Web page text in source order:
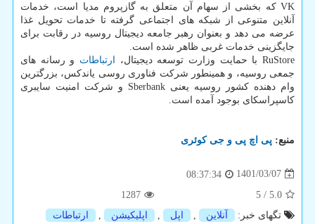
VK که بخشی از سهام آن متعلق به گازپروم مدیا است، خدمات
آنلاین متنوعی از شبکه های اجتماعی گرفته تا خدمات تحویل غذا
عرضه می دهد و بعنوان رهبر جامعه دیجیتال روسیه در رقابت برای
جایگزینی خدمات غربی ظاهر شده است.
RuStore با حمایت وزارت توسعه دیجیتال،
ارتباطات و رسانه های
جمعی روسیه، و همینطور شرکت فناوری روسی یاندکس، بزرگترین
وام دهنده کشور روسیه یعنی Sberbank و شرکت امنیت سایبری
کاسپراسکای بوجود آمده است.
منبع: پی اچ پی و جی كوئری
1401/03/07
08:37:34
5.0
/
5
1287
تگهای خبر:
آنلاین , اپل , اپلیكیشن , ارتباطات